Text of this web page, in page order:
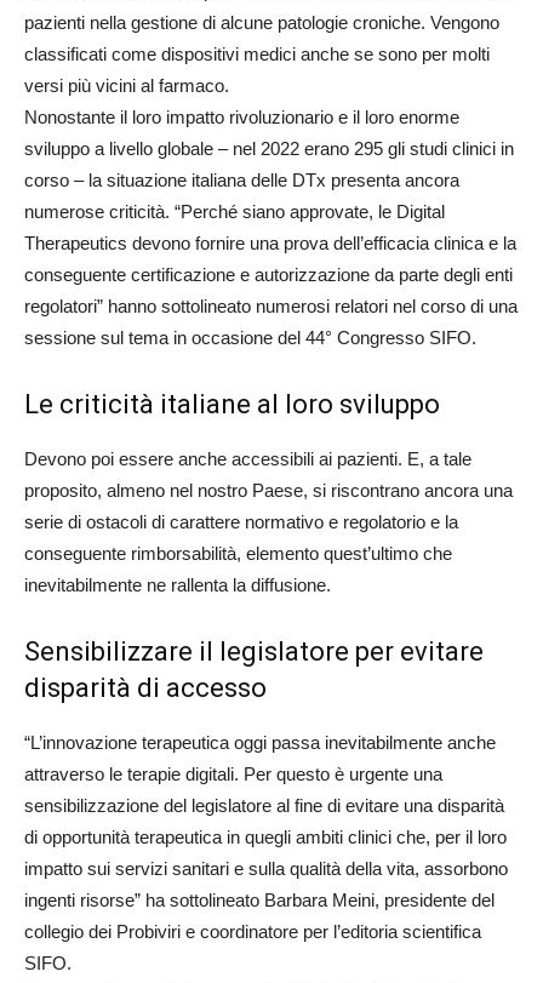
pazienti nella gestione di alcune patologie croniche. Vengono
classificati come dispositivi medici anche se sono per molti
versi più vicini al farmaco.
Nonostante il loro impatto rivoluzionario e il loro enorme
sviluppo a livello globale – nel 2022 erano 295 gli studi clinici in
corso – la situazione italiana delle DTx presenta ancora
numerose criticità. “Perché siano approvate, le Digital
Therapeutics devono fornire una prova dell’efficacia clinica e la
conseguente certificazione e autorizzazione da parte degli enti
regolatori” hanno sottolineato numerosi relatori nel corso di una
sessione sul tema in occasione del 44° Congresso SIFO.
Le criticità italiane al loro sviluppo
Devono poi essere anche accessibili ai pazienti. E, a tale
proposito, almeno nel nostro Paese, si riscontrano ancora una
serie di ostacoli di carattere normativo e regolatorio e la
conseguente rimborsabilità, elemento quest’ultimo che
inevitabilmente ne rallenta la diffusione.
Sensibilizzare il legislatore per evitare
disparità di accesso
“L’innovazione terapeutica oggi passa inevitabilmente anche
attraverso le terapie digitali. Per questo è urgente una
sensibilizzazione del legislatore al fine di evitare una disparità
di opportunità terapeutica in quegli ambiti clinici che, per il loro
impatto sui servizi sanitari e sulla qualità della vita, assorbono
ingenti risorse” ha sottolineato Barbara Meini, presidente del
collegio dei Probiviri e coordinatore per l’editoria scientifica
SIFO.